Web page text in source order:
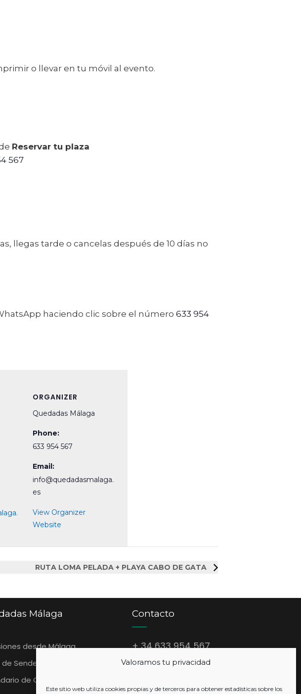
Valoramos tu privacidad
Este sitio web utiliza cookies propias y de terceros para obtener estadísticas sobre los
o llevar en tu móvil al evento.
Reservar tu plaza
567
llegas tarde o cancelas después de 10 días no
haciendo clic sobre el número 633 954
ORGANIZER
Quedadas Málaga
Phone:
633 954 567
Email:
info@quedadasmalaga.
es
View Organizer
Website
RUTA LOMA PELADA + PLAYA CABO DE GATA
Málaga
desde Málaga
Senderismo
de Quedadas
Contacto
+ 34 633 954 567